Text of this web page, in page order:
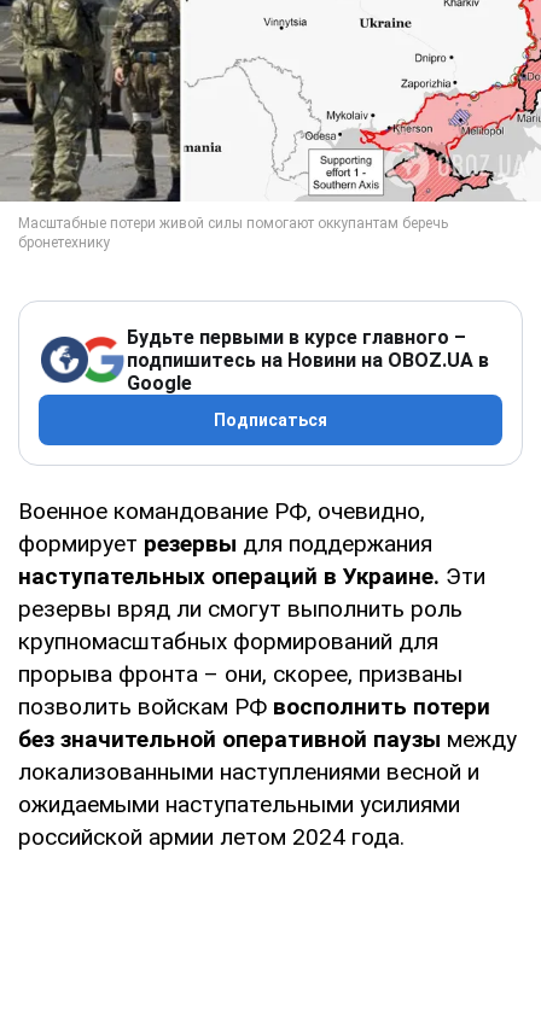
Будьте первыми в курсе главного –
подпишитесь на Новини на OBOZ.UA в
Google
Подписаться
Военное командование РФ, очевидно,
формирует резервы для поддержания
наступательных операций в Украине. Эти
резервы вряд ли смогут выполнить роль
крупномасштабных формирований для
прорыва фронта – они, скорее, призваны
позволить войскам РФ восполнить потери
без значительной оперативной паузы между
локализованными наступлениями весной и
ожидаемыми наступательными усилиями
российской армии летом 2024 года.